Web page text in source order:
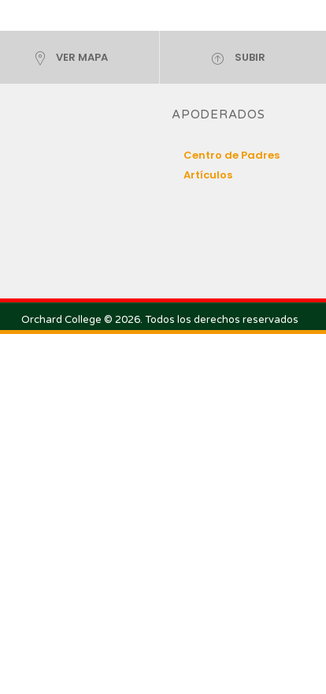
VER MAPA SUBIR
APODERADOS
Centro de Padres
Artículos
Orchard College © 2026. Todos los derechos reservados